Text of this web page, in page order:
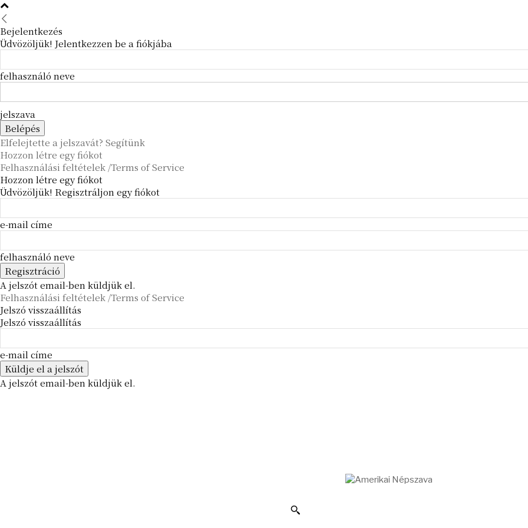
Bejelentkezés
Üdvözöljük! Jelentkezzen be a fiókjába
felhasználó neve
jelszava
Elfelejtette a jelszavát? Segítünk
Hozzon létre egy fiókot
Felhasználási feltételek /Terms of Service
Hozzon létre egy fiókot
Üdvözöljük! Regisztráljon egy fiókot
e-mail címe
felhasználó neve
A jelszót email-ben küldjük el.
Felhasználási feltételek /Terms of Service
Jelszó visszaállítás
Jelszó visszaállítás
e-mail címe
A jelszót email-ben küldjük el.